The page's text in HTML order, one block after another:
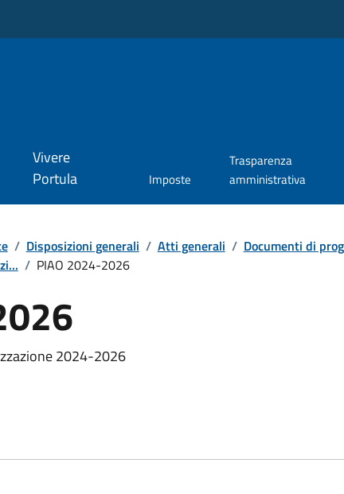
Vivere
Portula
Imposte
Trasparenza
amministrativa
/ Disposizioni generali / Atti generali / Documenti di
/ PIAO 2024-2026
2024-2026